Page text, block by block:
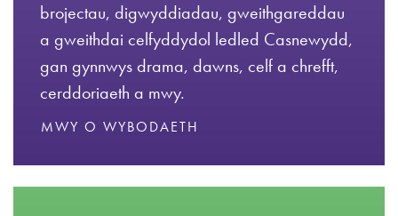
brojectau, digwyddiadau, gweithgareddau
a gweithdai celfyddydol ledled Casnewydd,
gan gynnwys drama, dawns, celf a chrefft,
cerddoriaeth a mwy.
MWY O WYBODAETH